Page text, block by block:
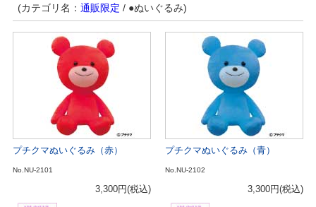
(カテゴリ名： 通販限定 / ●ぬいぐるみ)
プチクマぬいぐるみ（赤）
No.NU-2101
3,300円(税込)
プチクマぬいぐるみ（青）
No.NU-2102
3,300円(税込)